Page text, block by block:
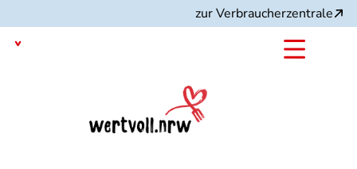
zum
Inhalt
zur Verbraucherzentrale